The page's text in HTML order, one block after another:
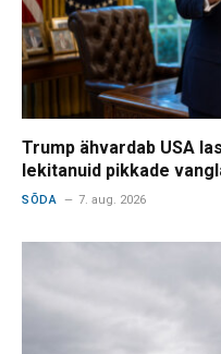
Trump ähvardab USA
lekitanuid pikkade
SÕDA 7. aug. 2026